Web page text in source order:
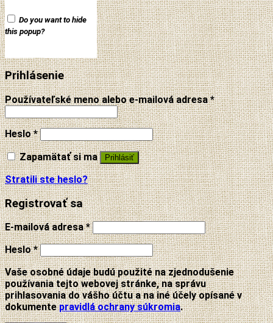
Do you want to hide
this popup?
Prihlásenie
Používateľské meno alebo e-mailová adresa*
Heslo*
Zapamätať si ma
Prihlásiť
Stratili ste heslo?
Registrovať sa
E-mailová adresa*
Heslo*
Vaše osobné údaje budú použité na zjednodušenie
používania tejto webovej stránke, na správu
prihlasovania do vášho účtu a na iné účely opísané v
dokumentepravidlá ochrany súkromia.